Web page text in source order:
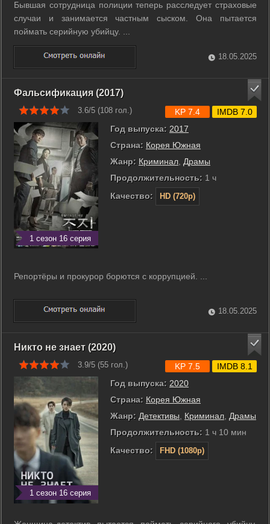
Бывшая сотрудница полиции теперь расследует страховые
случаи и занимается частным сыском. Она пытается
поймать серийную убийцу. ...
18.05.2025
Фальсификация (2017)
3.6/5 (108 гол.)
1 сезон 16 серия
Год выпуска: 2017
Страна: Корея Южная
Жанр: Криминал Драмы
Продолжительность: 1 ч
Качество:
HD (720p)
KP 7.4 IMDB 7.0
Репортёры и прокурор борются с коррупцией. ...
18.05.2025
Никто не знает (2020)
3.9/5 (55 гол.)
1 сезон 16 серия
Год выпуска: 2020
Страна: Корея Южная
Жанр: Детективы Криминал Драмы
Продолжительность: 1 ч 10 мин
Качество:
FHD (1080p)
KP 7.5 IMDB 8.1